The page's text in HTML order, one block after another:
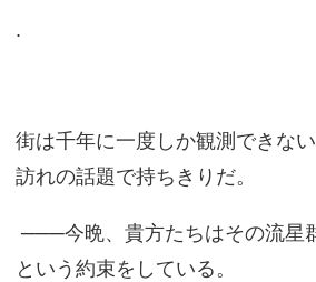
.
街は千年に一度しか観測できな
訪れの話題で持ちきりだ。
───今晩、貴方たちはその流星
という約束をしている。